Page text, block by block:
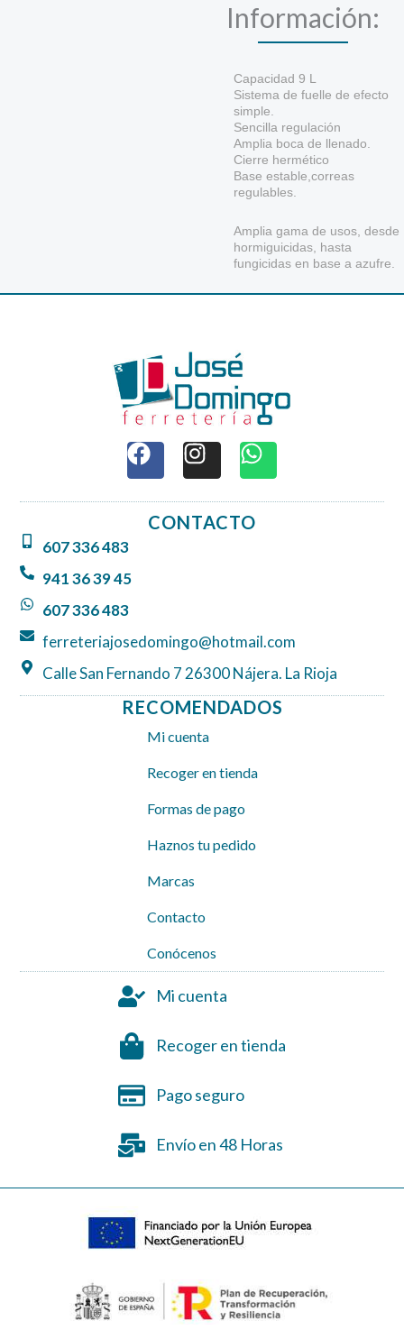
Información:
Capacidad 9 L
Sistema de fuelle de efecto
simple.
Sencilla regulación
Amplia boca de llenado.
Cierre hermético
Base estable,correas
regulables.
Amplia gama de usos, desde
hormiguicidas, hasta
fungicidas en base a azufre.
F
a
c
e
b
I
n
s
t
a
W
h
a
t
CONTACTO
607 336 483
941 36 39 45
607 336 483
ferreteriajosedomingo@hotmail.com
Calle San Fernando 7 26300 Nájera. La Rioja
RECOMENDADOS
Mi cuenta
Recoger en tienda
Formas de pago
Haznos tu pedido
Marcas
Contacto
Conócenos
Mi cuenta
Recoger en tienda
Pago seguro
Envío en 48 Horas